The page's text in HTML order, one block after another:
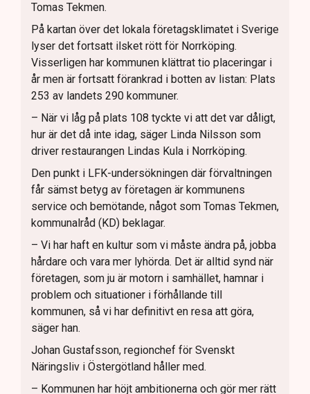
Tomas Tekmen.
På kartan över det lokala företagsklimatet i Sverige
lyser det fortsatt ilsket rött för Norrköping.
Visserligen har kommunen klättrat tio placeringar i
år men är fortsatt förankrad i botten av listan: Plats
253 av landets 290 kommuner.
– När vi låg på plats 108 tyckte vi att det var dåligt,
hur är det då inte idag, säger Linda Nilsson som
driver restaurangen Lindas Kula i Norrköping.
Den punkt i LFK-undersökningen där förvaltningen
får sämst betyg av företagen är kommunens
service och bemötande, något som Tomas Tekmen,
kommunalråd (KD) beklagar.
– Vi har haft en kultur som vi måste ändra på, jobba
hårdare och vara mer lyhörda. Det är alltid synd när
företagen, som ju är motorn i samhället, hamnar i
problem och situationer i förhållande till
kommunen, så vi har definitivt en resa att göra,
säger han.
Johan Gustafsson, regionchef för Svenskt
Näringsliv i Östergötland håller med.
– Kommunen har höjt ambitionerna och gör mer rätt